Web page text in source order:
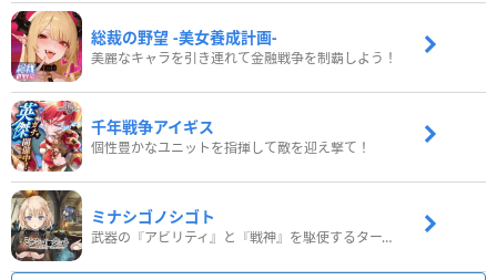
総裁の野望 -美女養成計画-
美麗なキャラを引き連れて金融戦争を制覇しよう！
千年戦争アイギス
個性豊かなユニットを指揮して敵を迎え撃て！
ミナシゴノシゴト
武器の『アビリティ』と『戦神』を駆使するターン制コマンドバトルRPG！